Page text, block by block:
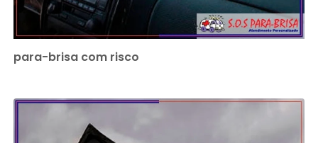
para-brisa com risco